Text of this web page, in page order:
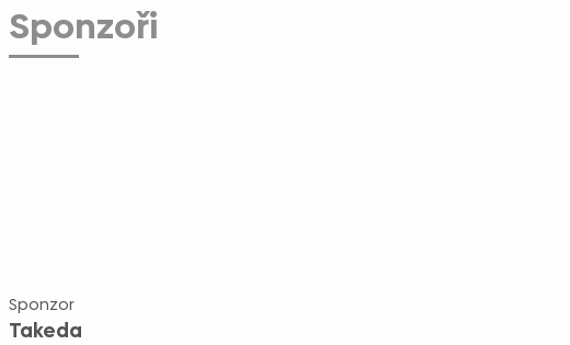
Sponzoři
Sponzor
Takeda